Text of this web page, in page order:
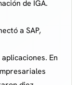
de IGA.
a SAP,
En